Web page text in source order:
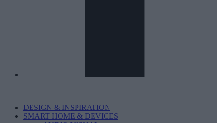
DESIGN & INSPIRATION
SMART HOME & DEVICES